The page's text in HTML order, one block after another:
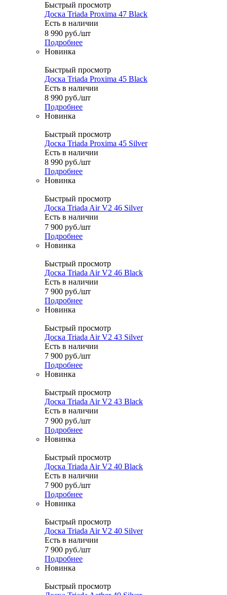
Быстрый просмотр
Доска Triada Proxima 47 Black
Есть в наличии
8 990 руб./шт
Подробнее
Новинка
Быстрый просмотр
Доска Triada Proxima 45 Black
Есть в наличии
8 990 руб./шт
Подробнее
Новинка
Быстрый просмотр
Доска Triada Proxima 45 Silver
Есть в наличии
8 990 руб./шт
Подробнее
Новинка
Быстрый просмотр
Доска Triada Air V2 46 Silver
Есть в наличии
7 900 руб./шт
Подробнее
Новинка
Быстрый просмотр
Доска Triada Air V2 46 Black
Есть в наличии
7 900 руб./шт
Подробнее
Новинка
Быстрый просмотр
Доска Triada Air V2 43 Silver
Есть в наличии
7 900 руб./шт
Подробнее
Новинка
Быстрый просмотр
Доска Triada Air V2 43 Black
Есть в наличии
7 900 руб./шт
Подробнее
Новинка
Быстрый просмотр
Доска Triada Air V2 40 Black
Есть в наличии
7 900 руб./шт
Подробнее
Новинка
Быстрый просмотр
Доска Triada Air V2 40 Silver
Есть в наличии
7 900 руб./шт
Подробнее
Новинка
Быстрый просмотр